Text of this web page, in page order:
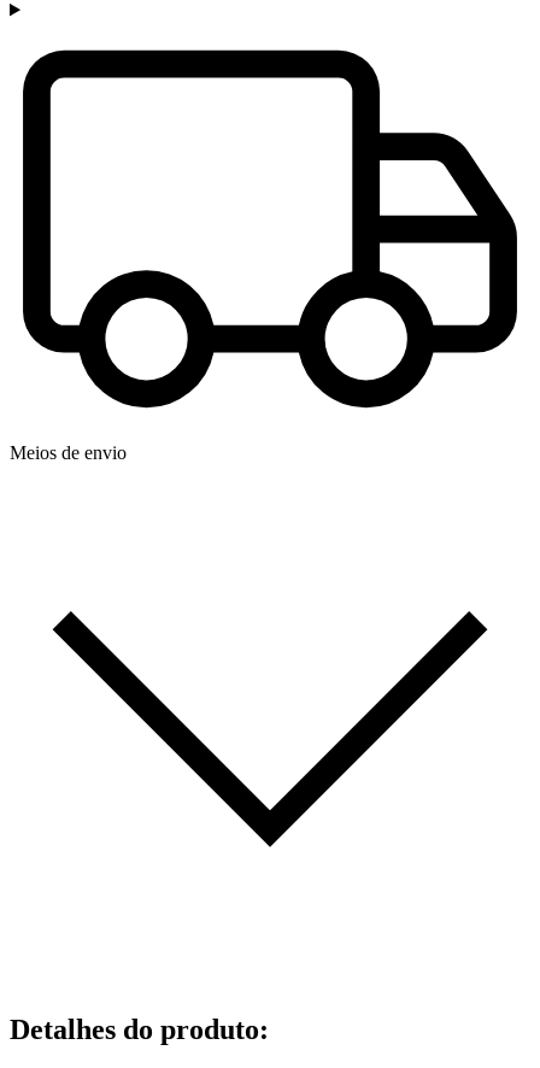
Meios de envio
Detalhes do produto: